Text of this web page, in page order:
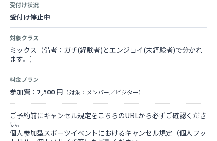
受付け状況
受付け停止中
対象クラス
ミックス（備考：ガチ(経験者)とエンジョイ(未経験者)で分かれ
ます。）
料金プラン
参加費： 2,500 円 （対象：メンバー／ビジター）
ご予約前にキャンセル規定をこちらのURLから必ずご確認くださ
い。
個人参加型スポーツイベントにおけるキャンセル規定（個人フッ